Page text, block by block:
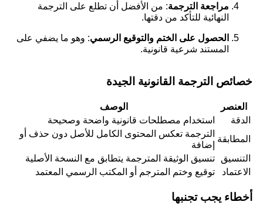
مراجعة الترجمة: من الأفضل أن تطلع على الترجمة
النهائية للتأكد من دقتها.
الحصول على الختم والتوقيع الرسمي: وهو ما يضفي على
المستند شرعية قانونية.
خصائص الترجمة القانونية الجيدة
العنصر
الوصف
الدقة
استخدام مصطلحات قانونية واضحة وصحيحة
المطابقة
الترجمة تعكس المحتوى الكامل للأصل دون حذف أو
إضافة
التنسيق
تنسيق الوثيقة المترجمة يتطابق مع النسخة الأصلية
الاعتماد
توقيع وختم المترجم أو المكتب الرسمي المعتمد
أخطاء يجب تجنبها